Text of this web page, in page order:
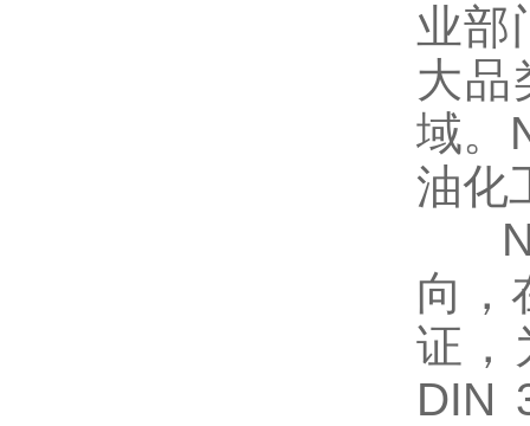
业部
大品
域。
油化
向，
证，
DIN